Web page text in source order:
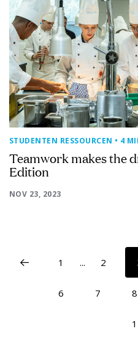
STUDENTEN RESSOURCEN • 4
Teamwork makes the
Edition
NOV 23, 2023
1 ... 2
6 7 8